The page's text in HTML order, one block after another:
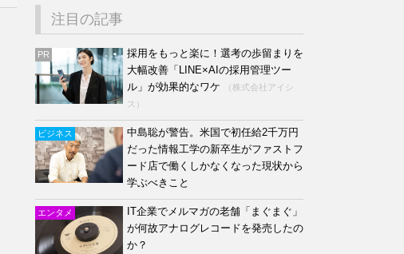
注目の記事
PR
採用をもっと楽に！選考の歩留まりを
大幅改善「LINE×AIの採用管理ツー
ル」が効果的なワケ
（株式会社アイシ
ス）
ビジネス
中島聡が警告。米国で初任給2千万円
だった情報工学の新卒生がファストフ
ード店で働くしかなくなった現状から
学ぶべきこと
エンタメ
IT企業でメルマガの老舗「まぐまぐ」
が何故アナログレコードを発売したの
か？